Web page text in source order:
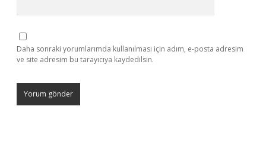
Daha sonraki yorumlarımda kullanılması için adım, e-posta adresim
ve site adresim bu tarayıcıya kaydedilsin.